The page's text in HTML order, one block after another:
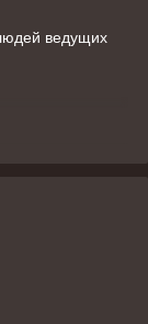
ведущих